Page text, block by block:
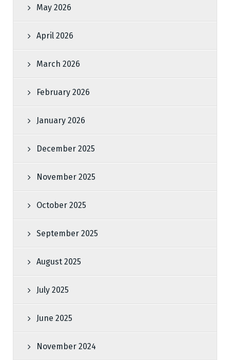
May 2026
April 2026
March 2026
February 2026
January 2026
December 2025
November 2025
October 2025
September 2025
August 2025
July 2025
June 2025
November 2024